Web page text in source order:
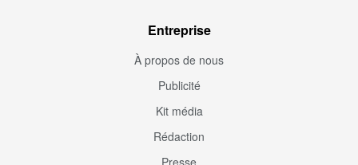
Entreprise
À propos de nous
Publicité
Kit média
Rédaction
Presse